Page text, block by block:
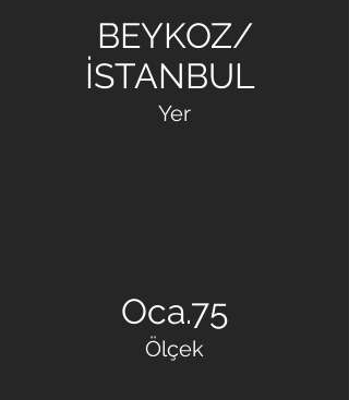
BEYKOZ/
İSTANBUL
Yer
Oca.75
Ölçek